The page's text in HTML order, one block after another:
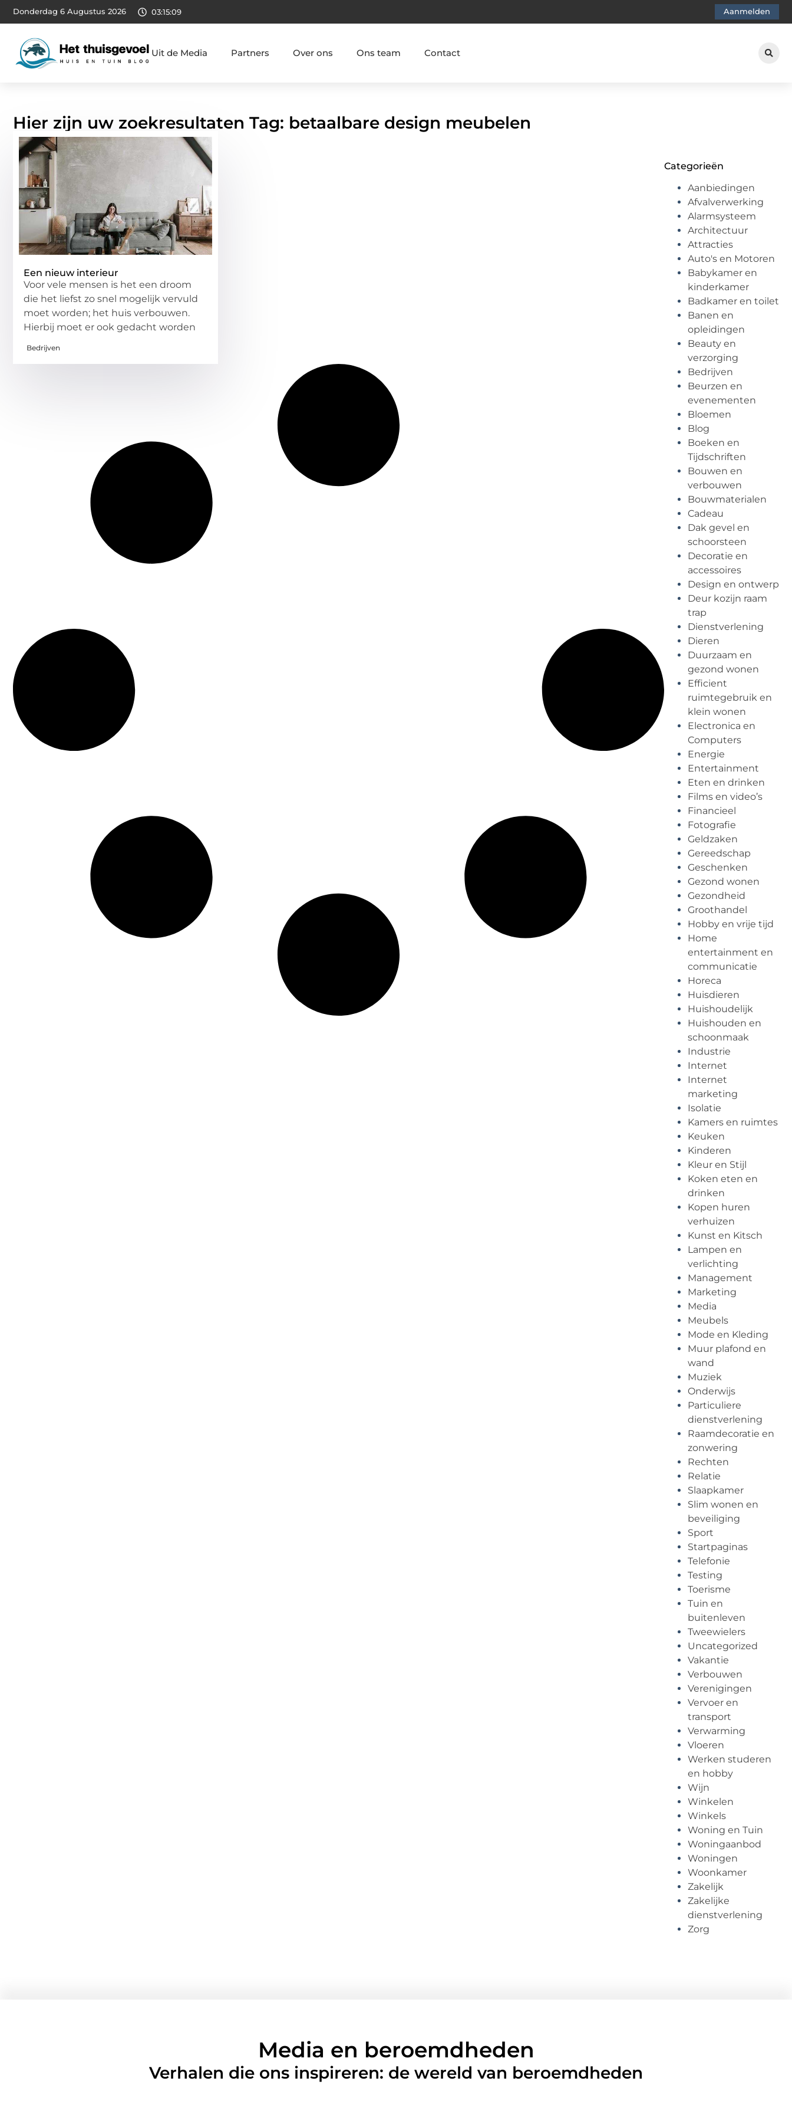
Donderdag 6 Augustus 2026 03:15:10 Aanmelden
Uit de Media Partners Over ons Ons team Contact
Hier zijn uw zoekresultaten Tag: betaalbare design meubelen
Een nieuw interieur
Voor vele mensen is het een droom
die het liefst zo snel mogelijk vervuld
moet worden; het huis verbouwen.
Hierbij moet er ook gedacht worden
Bedrijven
Categorieën
Aanbiedingen
Afvalverwerking
Alarmsysteem
Architectuur
Attracties
Auto's en Motoren
Babykamer en
kinderkamer
Badkamer en toilet
Banen en
opleidingen
Beauty en
verzorging
Bedrijven
Beurzen en
evenementen
Bloemen
Blog
Boeken en
Tijdschriften
Bouwen en
verbouwen
Bouwmaterialen
Cadeau
Dak gevel en
schoorsteen
Decoratie en
accessoires
Design en ontwerp
Deur kozijn raam
trap
Dienstverlening
Dieren
Duurzaam en
gezond wonen
Efficient
ruimtegebruik en
klein wonen
Electronica en
Computers
Energie
Entertainment
Eten en drinken
Films en video’s
Financieel
Fotografie
Geldzaken
Gereedschap
Geschenken
Gezond wonen
Gezondheid
Groothandel
Hobby en vrije tijd
Home
entertainment en
communicatie
Horeca
Huisdieren
Huishoudelijk
Huishouden en
schoonmaak
Industrie
Internet
Internet
marketing
Isolatie
Kamers en ruimtes
Keuken
Kinderen
Kleur en Stijl
Koken eten en
drinken
Kopen huren
verhuizen
Kunst en Kitsch
Lampen en
verlichting
Management
Marketing
Media
Meubels
Mode en Kleding
Muur plafond en
wand
Muziek
Onderwijs
Particuliere
dienstverlening
Raamdecoratie en
zonwering
Rechten
Relatie
Slaapkamer
Slim wonen en
beveiliging
Sport
Startpaginas
Telefonie
Testing
Toerisme
Tuin en
buitenleven
Tweewielers
Uncategorized
Vakantie
Verbouwen
Verenigingen
Vervoer en
transport
Verwarming
Vloeren
Werken studeren
en hobby
Wijn
Winkelen
Winkels
Woning en Tuin
Woningaanbod
Woningen
Woonkamer
Zakelijk
Zakelijke
dienstverlening
Zorg
Media en beroemdheden
Verhalen die ons inspireren: de wereld van beroemdheden